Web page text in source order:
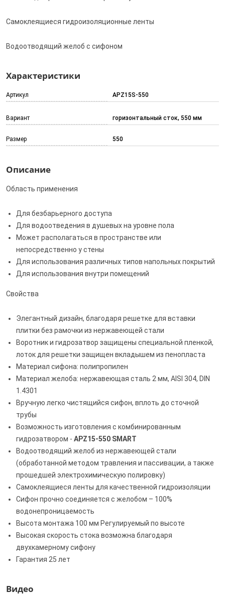
Самоклеящиеся гидроизоляционные ленты
Водоотводящий желоб с сифоном
Характеристики
Артикул APZ15S-550
Вариант горизонтальный сток, 550 мм
Размер 550
Описание
Область применения
Для безбарьерного доступа
Для водоотведения в душевых на уровне пола
Может располагаться в пространстве или
непосредственно у стены
Для использования различных типов напольных покрытий
Для использования внутри помещений
Свойства
Элегантный дизайн, благодаря решетке для вставки
плитки без рамочки из нержавеющей стали
Воротник и гидрозатвор защищены специальной пленкой,
лоток для решетки защищен вкладышем из пенопласта
Материал сифона: полипропилен
Материал желоба: нержавеющая сталь 2 мм, AISI 304, DIN
1.4301
Вручную легко чистящийся сифон, вплоть до сточной
трубы
Возможность изготовления с комбинированным
гидрозатвором - APZ15-550 SMART
Водоотводящий желоб из нержавеющей стали
(обработанной методом травления и пассивации, а также
прошедшей электрохимическую полировку)
Самоклеящиеся ленты для качественной гидроизоляции
Сифон прочно соединяется с желобом – 100%
водонепроницаемость
Высота монтажа 100 мм Регулируемый по высоте
Высокая скорость стока возможна благодаря
двухкамерному сифону
Гарантия 25 лет
Видео